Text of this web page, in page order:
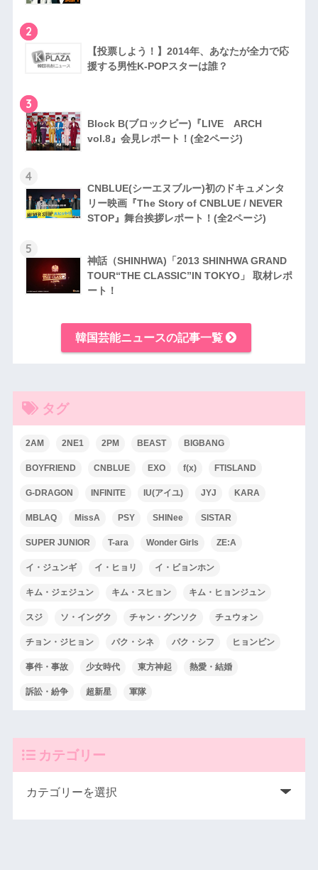
2
【投票しよう！】2014年、あなたが全力で応
援する男性K-POPスターは誰？
3
Block B(ブロックビー)『LIVE ARCH
vol.8』会見レポート！(全2ページ)
4
CNBLUE(シーエヌブルー)初のドキュメンタ
リー映画『The Story of CNBLUE / NEVER
STOP』舞台挨拶レポート！(全2ページ)
5
神話（SHINHWA)「2013 SHINHWA GRAND
TOUR“THE CLASSIC”IN TOKYO」 取材レポ
ート！
韓国芸能ニュースの記事一覧
タグ
2AM 2NE1 2PM BEAST BIGBANG
BOYFRIEND CNBLUE EXO f(x) FTISLAND
G-DRAGON INFINITE IU(アイユ) JYJ KARA
MBLAQ MissA PSY SHINee SISTAR
SUPER JUNIOR T-ara Wonder Girls ZE:A
イ・ジュンギ イ・ヒョリ イ・ビョンホン
キム・ジェジュン キム・スヒョン キム・ヒョンジュン
スジ ソ・イングク チャン・グンソク チュウォン
チョン・ジヒョン パク・シネ パク・シフ ヒョンビン
事件・事故 少女時代 東方神起 熱愛・結婚
訴訟・紛争 超新星 軍隊
カテゴリー